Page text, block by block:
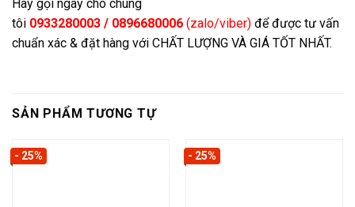
Hãy gọi ngay cho chúng
tôi 0933280003 / 0896680006 (zalo/viber) để được tư vấn
chuẩn xác & đặt hàng với CHẤT LƯỢNG VÀ GIÁ TỐT NHẤT.
SẢN PHẨM TƯƠNG TỰ
- 25% - 25%